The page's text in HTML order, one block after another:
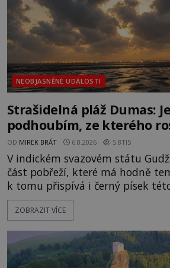
NEOBJASNĚNÉ UDÁLOSTI
Strašidelná pláž Dumas:
podhoubím, ze kterého
OD MIREK BRÁT 6.8.2026 5.8TIS
V indickém svazovém státu
část pobřeží, které má hodně
k tomu přispívá i černý písek
pláž takové netypické zbarvení? Nakolik jsou
pravdivé historky, že zde došlo
následovat. Vstupujeme na pláž
Surat. Gu
ZOBRAZIT VÍCE